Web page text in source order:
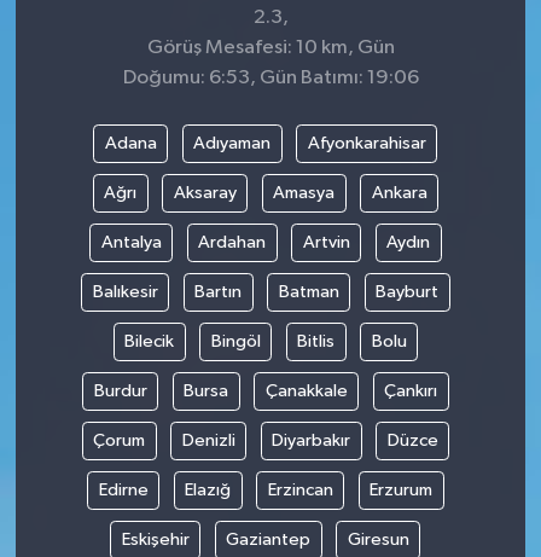
2.3,
Görüş Mesafesi: 10 km, Gün
Doğumu: 6:53, Gün Batımı: 19:06
Adana Adıyaman Afyonkarahisar
Ağrı Aksaray Amasya Ankara
Antalya Ardahan Artvin Aydın
Balıkesir Bartın Batman Bayburt
Bilecik Bingöl Bitlis Bolu
Burdur Bursa Çanakkale Çankırı
Çorum Denizli Diyarbakır Düzce
Edirne Elazığ Erzincan Erzurum
Eskişehir Gaziantep Giresun